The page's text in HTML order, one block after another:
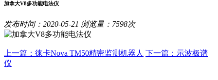
加拿大V8多功能电法仪
发布时间：2020-05-21 浏览量：7598次
上一篇：徕卡Nova TM50精密监测机器人 下一篇：示波极谱
仪